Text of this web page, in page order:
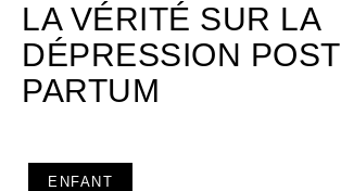
LA VÉRITÉ SUR LA
DÉPRESSION POST
PARTUM
ENFANT